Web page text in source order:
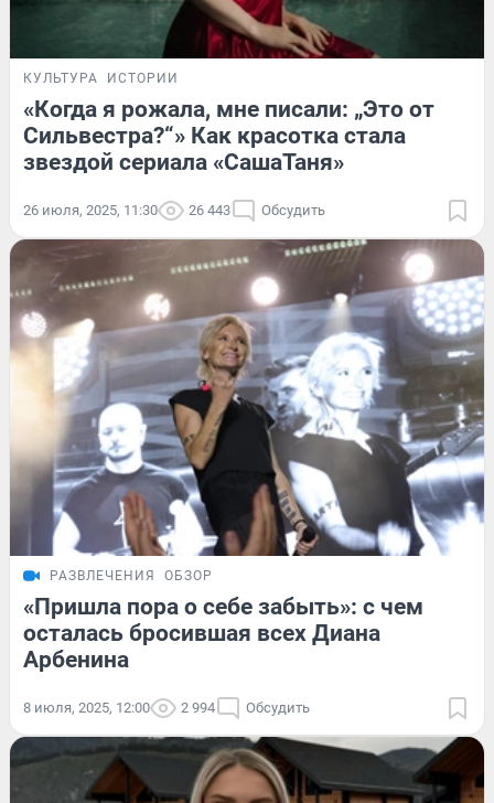
КУЛЬТУРА ИСТОРИИ
«Когда я рожала, мне писали: „Это от
Сильвестра?“» Как красотка стала
звездой сериала «СашаТаня»
26 июля, 2025, 11:30 26 443 Обсудить
РАЗВЛЕЧЕНИЯ ОБЗОР
«Пришла пора о себе забыть»: с чем
осталась бросившая всех Диана
Арбенина
8 июля, 2025, 12:00 2 994 Обсудить